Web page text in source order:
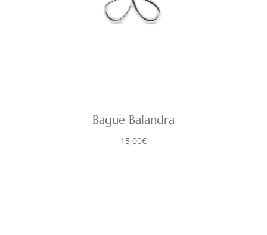
Bague Balandra
15,00€